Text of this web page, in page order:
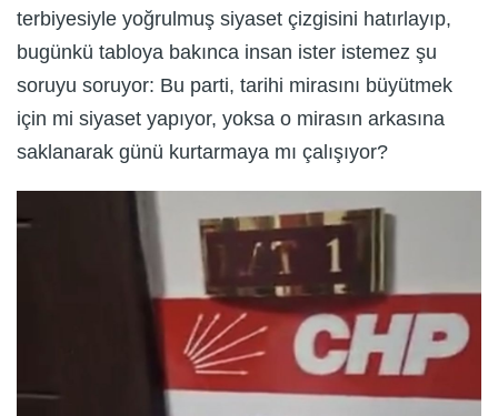
terbiyesiyle yoğrulmuş siyaset çizgisini hatırlayıp,
bugünkü tabloya bakınca insan ister istemez şu
soruyu soruyor: Bu parti, tarihi mirasını büyütmek
için mi siyaset yapıyor, yoksa o mirasın arkasına
saklanarak günü kurtarmaya mı çalışıyor?